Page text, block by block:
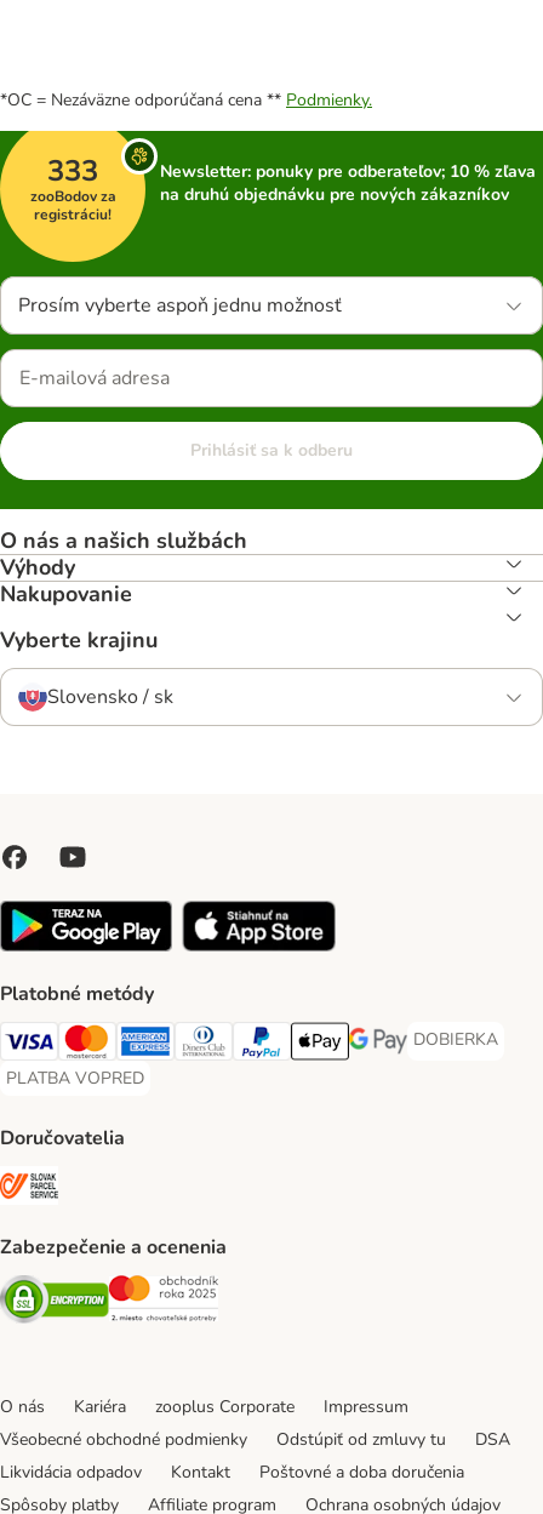
*OC = Nezáväzne odporúčaná cena ** Podmienky.
333
zooBodov za
registráciu!
Newsletter: ponuky pre odberateľov; 10 % zľava
na druhú objednávku pre nových zákazníkov
Prosím vyberte aspoň jednu možnosť
Prihlásiť sa k odberu
O nás a našich službách
Výhody
Nakupovanie
Vyberte krajinu
Slovensko / sk
Platobné metódy
Visa Payment Method
Mastercard Payment Method
American Express Payment Method
Diners Club Payment Method
PayPal Payment Method
Apple Pay Payment Method
Google Pay Payment
DOBIERKA
DOBIERKA
PLATBA VOPRED
PLATBA VOPRED Payment Method
Doručovatelia
Zabezpečenie a ocenenia
Security Security
O nás Kariéra zooplus Corporate
Impressum
Všeobecné obchodné podmienky
Odstúpiť od zmluvy tu
DSA
Likvidácia odpadov
Kontakt
Poštovné a doba doručenia
Spôsoby platby
Affiliate program Ochrana osobných údajov